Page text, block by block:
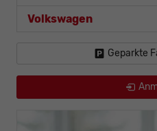
Volkswagen
Geparkte